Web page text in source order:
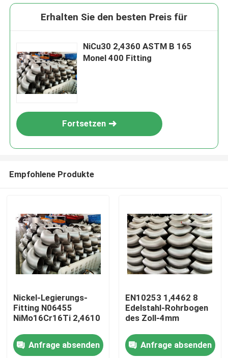
Erhalten Sie den besten Preis für
NiCu30 2,4360 ASTM B 165
Monel 400 Fitting
Fortsetzen
Empfohlene Produkte
Nickel-Legierungs-
Fitting N06455
NiMo16Cr16Ti 2,4610
Anfrage absenden
EN10253 1,4462 8
Edelstahl-Rohrbogen
des Zoll-4mm
Anfrage absenden